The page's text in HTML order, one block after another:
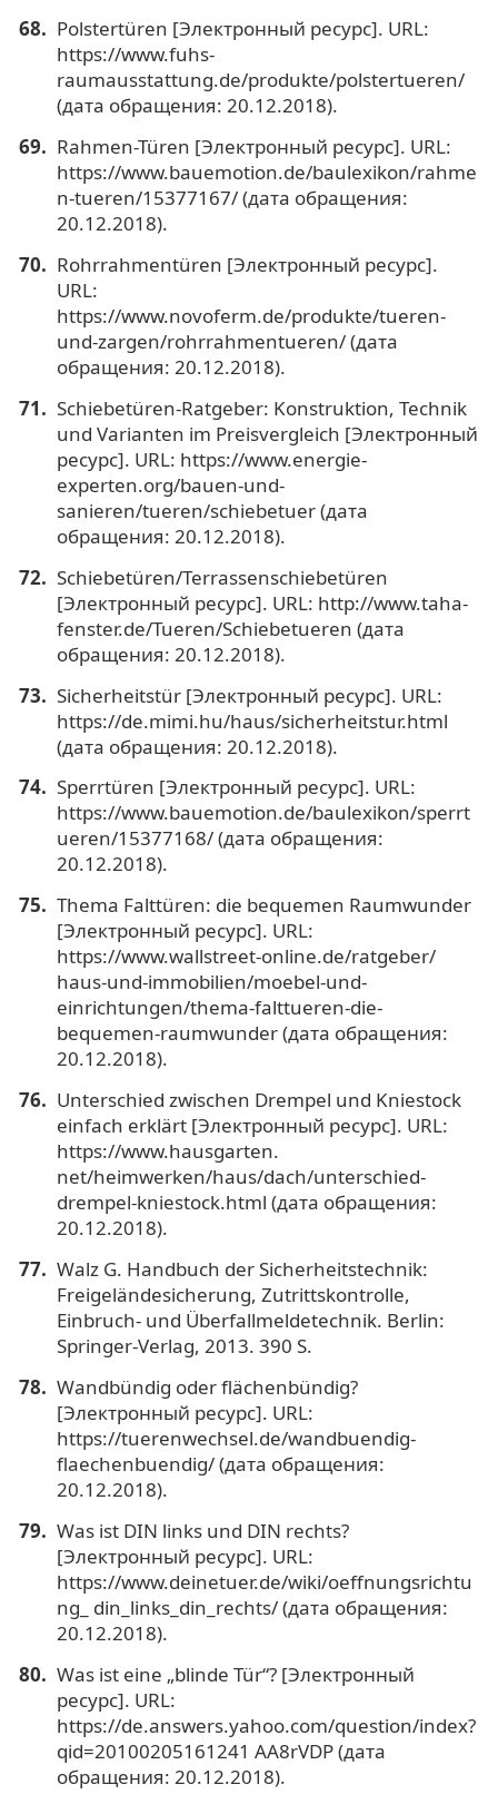
Polstertüren [Электронный ресурс]. URL:
https://www.fuhs-
raumausstattung.de/produkte/polstertueren/
(дата обращения: 20.12.2018).
Rahmen-Türen [Электронный ресурс]. URL:
https://www.bauemotion.de/baulexikon/rahme
n-tueren/15377167/ (дата обращения:
20.12.2018).
Rohrrahmentüren [Электронный ресурс].
URL:
https://www.novoferm.de/produkte/tueren-
und-zargen/rohrrahmentueren/ (дата
обращения: 20.12.2018).
Schiebetüren-Ratgeber: Konstruktion, Technik
und Varianten im Preisvergleich [Электронный
ресурс]. URL: https://www.energie-
experten.org/bauen-und-
sanieren/tueren/schiebetuer (дата
обращения: 20.12.2018).
Schiebetüren/Terrassenschiebetüren
[Электронный ресурс]. URL: http://www.taha-
fenster.de/Tueren/Schiebetueren (дата
обращения: 20.12.2018).
Sicherheitstür [Электронный ресурс]. URL:
https://de.mimi.hu/haus/sicherheitstur.html
(дата обращения: 20.12.2018).
Sperrtüren [Электронный ресурс]. URL:
https://www.bauemotion.de/baulexikon/sperrt
ueren/15377168/ (дата обращения:
20.12.2018).
Thema Falttüren: die bequemen Raumwunder
[Электронный ресурс]. URL:
https://www.wallstreet-online.de/ratgeber/
haus-und-immobilien/moebel-und-
einrichtungen/thema-falttueren-die-
bequemen-raumwunder (дата обращения:
20.12.2018).
Unterschied zwischen Drempel und Kniestock
einfach erklärt [Электронный ресурс]. URL:
https://www.hausgarten.
net/heimwerken/haus/dach/unterschied-
drempel-kniestock.html (дата обращения:
20.12.2018).
Walz G. Handbuch der Sicherheitstechnik:
Freigeländesicherung, Zutrittskontrolle,
Einbruch- und Überfallmeldetechnik. Berlin:
Springer-Verlag, 2013. 390 S.
Wandbündig oder flächenbündig?
[Электронный ресурс]. URL:
https://tuerenwechsel.de/wandbuendig-
flaechenbuendig/ (дата обращения:
20.12.2018).
Was ist DIN links und DIN rechts?
[Электронный ресурс]. URL:
https://www.deinetuer.de/wiki/oeffnungsrichtu
ng_ din_links_din_rechts/ (дата обращения:
20.12.2018).
Was ist eine „blinde Tür“? [Электронный
ресурс]. URL:
https://de.answers.yahoo.com/question/index?
qid=20100205161241 AA8rVDP (дата
обращения: 20.12.2018).